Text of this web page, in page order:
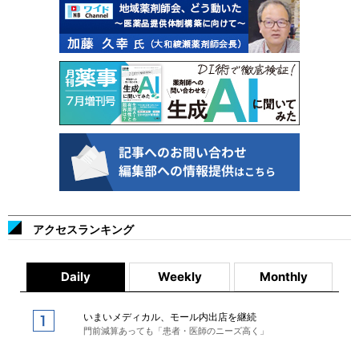
アクセスランキング
Daily Weekly Monthly
いまいメディカル、モール内出店を継続
門前減算あっても「患者・医師のニーズ高く」